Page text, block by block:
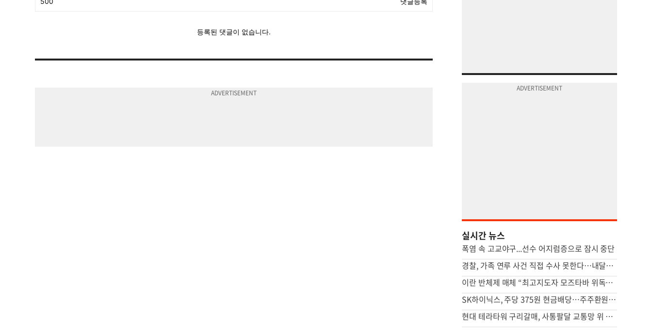
실시간 뉴스
폭염 속 고교야구...선수 어지럼증으로 잠시 중단
경찰, 가족 연루 사건 직접 수사 못한다…내달부터 ‘상피제’ 도입
이란 반체제 매체 “최고지도자 모즈타바 위독…수뇌부 소문 파다”
SK하이닉스, 주당 375원 현금배당…주주환원책 9월 내 발표
현대 테라타워 구리갈매, 사통팔달 교통망 위 복합 비즈니스 캠퍼스